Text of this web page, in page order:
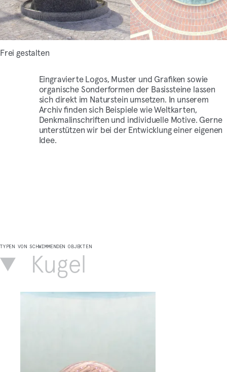
Frei gestalten
Eingravierte Logos, Muster und Grafiken sowie
organische Sonderformen der Basissteine lassen
sich direkt im Naturstein umsetzen. In unserem
Archiv finden sich Beispiele wie Weltkarten,
Denkmalinschriften und individuelle Motive. Gerne
unterstützen wir bei der Entwicklung einer eigenen
Idee.
TYPEN VON SCHWIMMENDEN OBJEKTEN
Kugel